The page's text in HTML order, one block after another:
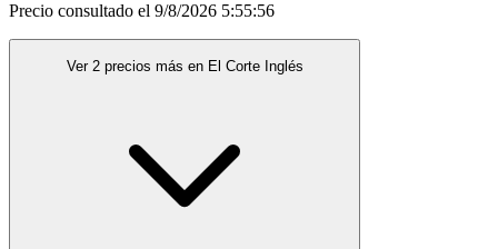
Precio consultado el 9/8/2026 5:55:56
Ver 2 precios más en El Corte Inglés